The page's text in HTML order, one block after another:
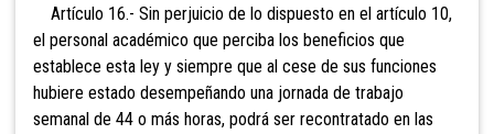
Artículo 16.- Sin perjuicio de lo dispuesto en el artículo 10,
el personal académico que perciba los beneficios que
establece esta ley y siempre que al cese de sus funciones
hubiere estado desempeñando una jornada de trabajo
semanal de 44 o más horas, podrá ser recontratado en las